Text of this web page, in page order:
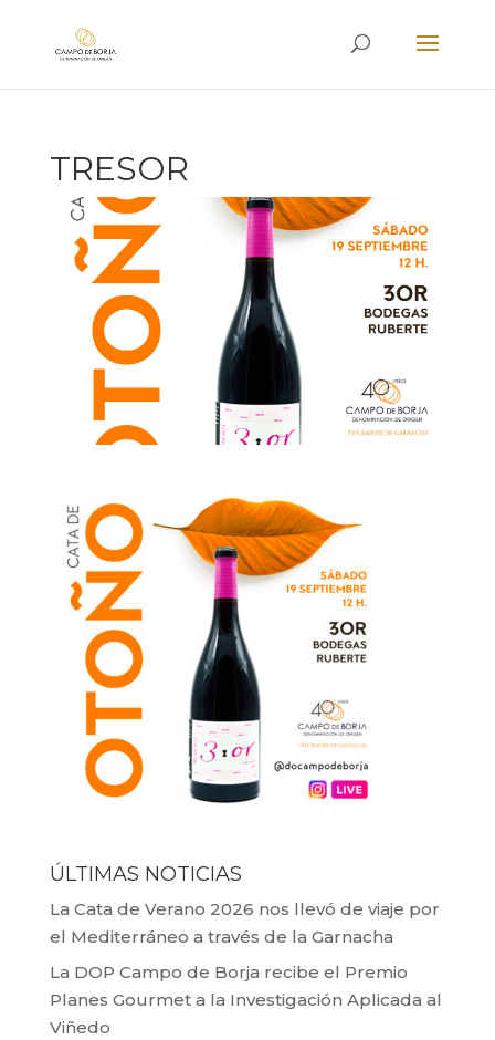
TRESOR
ÚLTIMAS NOTICIAS
La Cata de Verano 2026 nos llevó de viaje por
el Mediterráneo a través de la Garnacha
La DOP Campo de Borja recibe el Premio
Planes Gourmet a la Investigación Aplicada al
Viñedo